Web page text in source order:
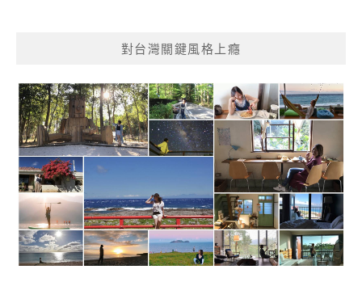
對台灣關鍵風格上癮